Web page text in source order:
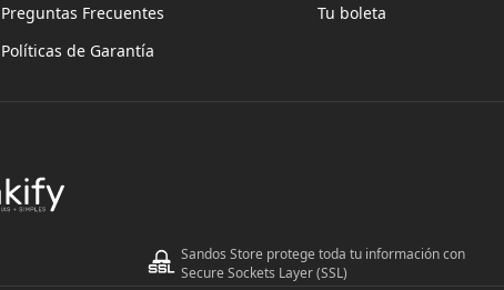
Preguntas Frecuentes
Políticas de Garantía
Tu boleta
Sandos Store protege toda tu información con
Secure Sockets Layer (SSL)